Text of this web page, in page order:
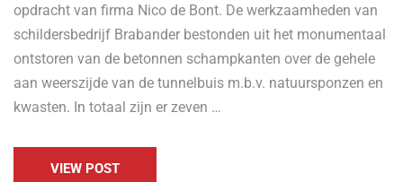
opdracht van firma Nico de Bont. De werkzaamheden van
schildersbedrijf Brabander bestonden uit het monumentaal
ontstoren van de betonnen schampkanten over de gehele
aan weerszijde van de tunnelbuis m.b.v. natuursponzen en
kwasten. In totaal zijn er zeven …
VIEW POST